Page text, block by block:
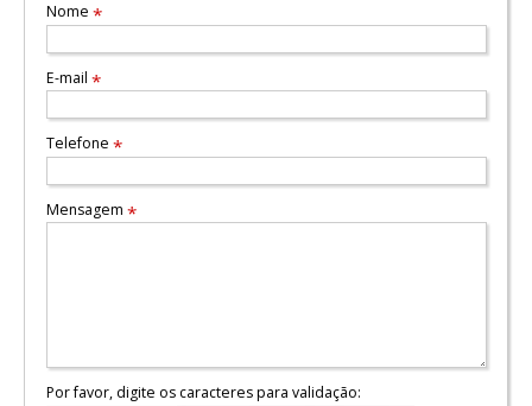
Nome *
E-mail *
Telefone *
Mensagem *
Por favor, digite os caracteres para validação: